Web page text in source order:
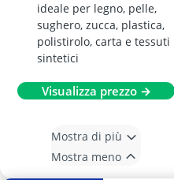
ideale per legno, pelle,
sughero, zucca, plastica,
polistirolo, carta e tessuti
sintetici
Visualizza prezzo →
Mostra di più
Mostra meno